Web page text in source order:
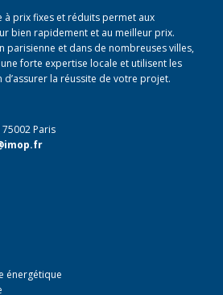
à prix fixes et réduits permet aux
bien rapidement et au meilleur prix.
parisienne et dans de nombreuses villes,
forte expertise locale et utilisent les
la réussite de votre projet.
Paris
énergétique